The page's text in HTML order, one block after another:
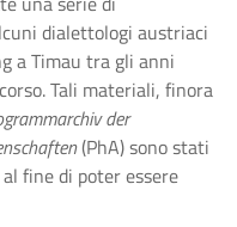
dialettologi austriaci
a Timau tra gli anni
Tali materiali, finora
der
(PhA) sono stati
fine di poter essere